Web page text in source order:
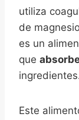
utiliza
de
es un
que
Este